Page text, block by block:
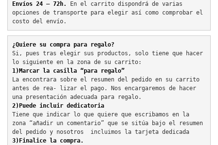
Envíos 24 – 72h.
En el carrito dispondrá de varias
opciones de transporte para elegir así como comprobar el
costo del envío.
¿Quiere su compra para regalo?
Si, pues tras elegir sus productos, solo tiene que hacer
lo siguiente en la zona de su carrito:
1)Marcar la casilla “para regalo”
La encontrara sobre el resumen del pedido en su carrito
antes de rea- lizar el pago. Nos encargaremos de hacer
una presentación adecuada para regalo.
2)Puede incluir dedicatoria
Tiene que indicar lo que quiere que escribamos en la
zona “añadir un comentario” que se sitúa bajo el resumen
del pedido y nosotros  incluimos la tarjeta dedicada
3)Finalice la compra.